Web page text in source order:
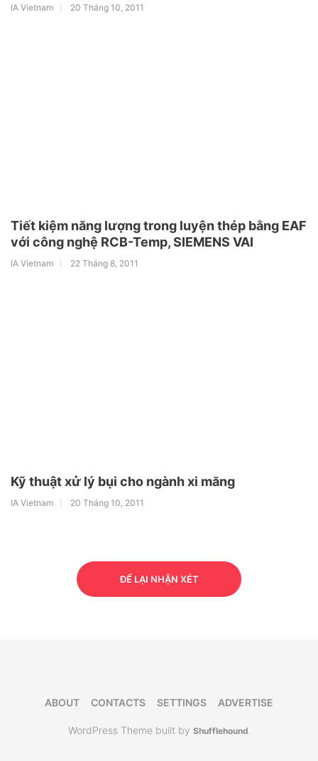
IA Vietnam 20 Tháng 10, 2011
Tiết kiệm năng lượng trong luyện thép bằng EAF
với công nghệ RCB-Temp, SIEMENS VAI
IA Vietnam 22 Tháng 8, 2011
Kỹ thuật xử lý bụi cho ngành xi măng
IA Vietnam 20 Tháng 10, 2011
ĐỂ LẠI NHẬN XÉT
ABOUT CONTACTS SETTINGS ADVERTISE
WordPress Theme built by Shufflehound.